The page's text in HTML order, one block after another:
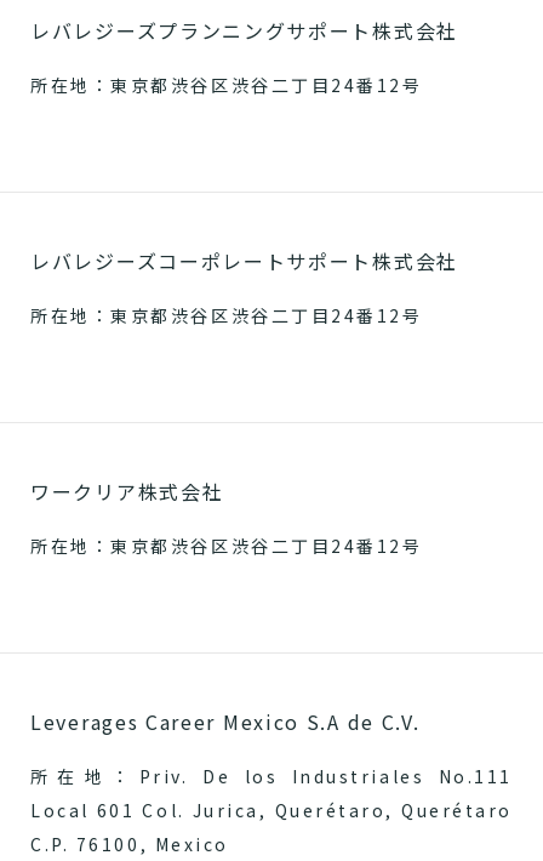
レバレジーズプランニングサポート株式会社
所在地：東京都渋谷区渋谷二丁目24番12号
レバレジーズコーポレートサポート株式会社
所在地：東京都渋谷区渋谷二丁目24番12号
ワークリア株式会社
所在地：東京都渋谷区渋谷二丁目24番12号
Leverages Career Mexico S.A de C.V.
所在地：Priv. De los Industriales No.111
Local 601 Col. Jurica, Querétaro, Querétaro
C.P. 76100, Mexico